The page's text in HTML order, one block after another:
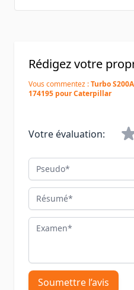
Rédigez votre
Vous commentez :Turbo
174195 pour Caterpillar
Votre évaluation:
Pseudo
Résumé
Examen
Soumettre l’avis